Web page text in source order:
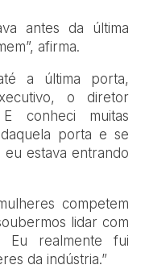
antes da última
afirma.
a última porta,
o diretor
conheci muitas
porta e se
estava entrando
competem
lidar com
Eu realmente fui
da indústria.”